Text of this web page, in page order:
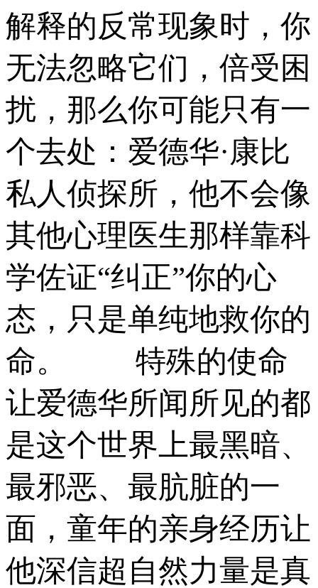
解释的反常现象时，你
无法忽略它们，倍受困
扰，那么你可能只有一
个去处：爱德华·康比
私人侦探所，他不会像
其他心理医生那样靠科
学佐证“纠正”你的心
态，只是单纯地救你的
命。 特殊的使命
让爱德华所闻所见的都
是这个世界上最黑暗、
最邪恶、最肮脏的一
面，童年的亲身经历让
他深信超自然力量是真